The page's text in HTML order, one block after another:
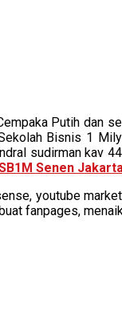
Putih dan
Bisnis 1
sudirman kav
Senen
youtube
fanpages,